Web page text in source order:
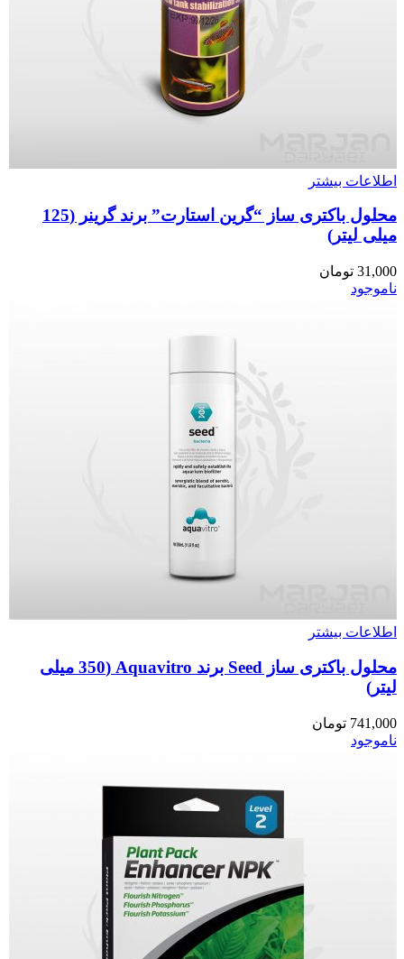
اطلاعات بیشتر
محلول باکتری ساز “گرین استارت” برند گرینر (125
میلی لیتر)
31,000 تومان
ناموجود
اطلاعات بیشتر
محلول باکتری ساز Seed برند Aquavitro (350 میلی
لیتر)
741,000 تومان
ناموجود